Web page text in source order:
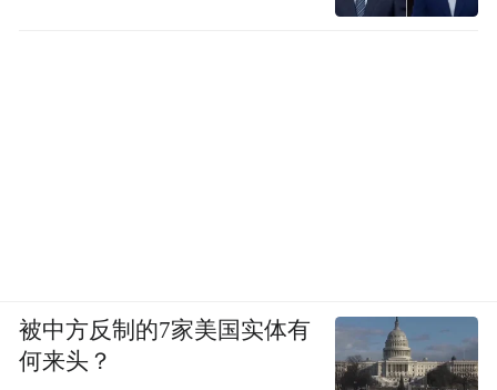
被中方反制的7家美国实体有
何来头？